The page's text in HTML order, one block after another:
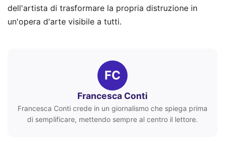
dell'artista di trasformare la propria distruzione in
un'opera d'arte visibile a tutti.
FC
Francesca Conti
Francesca Conti crede in un giornalismo che spiega prima
di semplificare, mettendo sempre al centro il lettore.